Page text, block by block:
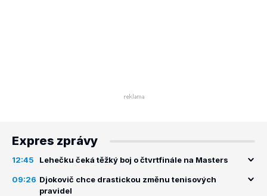
Expres zprávy
12:45 Lehečku čeká těžký boj o čtvrtfinále na Masters
09:26 Djokovič chce drastickou změnu tenisových
pravidel